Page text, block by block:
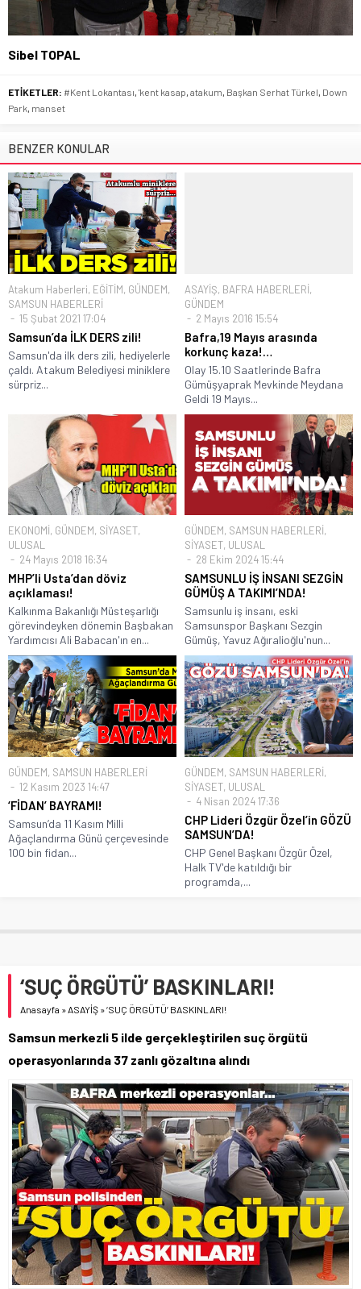
Sibel TOPAL
ETİKETLER: #Kent Lokantası, 'kent kasap, atakum, Başkan Serhat Türkel, Down
Park, manset
BENZER KONULAR
Atakum Haberleri, EĞİTİM, GÜNDEM,
SAMSUN HABERLERİ
15 Şubat 2021 17:04
Samsun’da İLK DERS zili!
Samsun'da ilk ders zili, hediyelerle
çaldı. Atakum Belediyesi miniklere
sürpriz...
ASAYİŞ, BAFRA HABERLERİ,
GÜNDEM
2 Mayıs 2016 15:54
Bafra,19 Mayıs arasında
korkunç kaza!…
Olay 15.10 Saatlerinde Bafra
Gümüşyaprak Mevkinde Meydana
Geldi 19 Mayıs...
EKONOMİ, GÜNDEM, SİYASET,
ULUSAL
24 Mayıs 2018 16:34
MHP’li Usta’dan döviz
açıklaması!
Kalkınma Bakanlığı Müsteşarlığı
görevindeyken dönemin Başbakan
Yardımcısı Ali Babacan'ın en...
GÜNDEM, SAMSUN HABERLERİ,
SİYASET, ULUSAL
28 Ekim 2024 15:44
SAMSUNLU İŞ İNSANI SEZGİN
GÜMÜŞ A TAKIMI’NDA!
Samsunlu iş insanı, eski
Samsunspor Başkanı Sezgin
Gümüş, Yavuz Ağıralioğlu'nun...
GÜNDEM, SAMSUN HABERLERİ
12 Kasım 2023 14:47
‘FİDAN’ BAYRAMI!
Samsun’da 11 Kasım Milli
Ağaçlandırma Günü çerçevesinde
100 bin fidan...
GÜNDEM, SAMSUN HABERLERİ,
SİYASET, ULUSAL
4 Nisan 2024 17:36
CHP Lideri Özgür Özel’in GÖZÜ
SAMSUN’DA!
CHP Genel Başkanı Özgür Özel,
Halk TV'de katıldığı bir
programda,...
‘SUÇ ÖRGÜTÜ’ BASKINLARI!
Anasayfa » ASAYİŞ »‘SUÇ ÖRGÜTÜ’ BASKINLARI!
Samsun merkezli 5 ilde gerçekleştirilen suç örgütü
operasyonlarında 37 zanlı gözaltına alındı